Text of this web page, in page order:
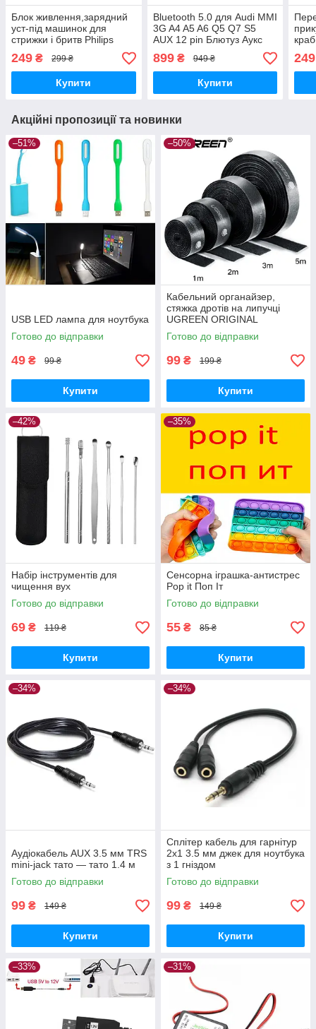
Блок живлення,зарядний
уст-під машинок для
стрижки і бритв Philips
249 ₴ 299 ₴
Купити
Bluetooth 5.0 для Audi MMI
3G A4 A5 A6 Q5 Q7 S5
AUX 12 pin Блютуз Аукс
899₴ 949 ₴
Купити
авто
249
Акційні пропозиції та новинки
–51%
USB LED лампа для ноутбука
Готово до відправки
49 ₴ 99 ₴
Купити
–50%
Кабельний органайзер,
стяжка дротів на липучці
UGREEN ORIGINAL
Готово до відправки
99 ₴ 199 ₴
Купити
–42%
Набір інструментів для
чищення вух
Готово до відправки
69 ₴ 119 ₴
Купити
–35%
Сенсорна іграшка-антистрес
Pop it Поп Іт
Готово до відправки
55 ₴ 85 ₴
Купити
–34%
Аудіокабель AUX 3.5 мм TRS
mini-jack тато — тато 1.4 м
Готово до відправки
99 ₴ 149 ₴
Купити
–34%
Сплітер кабель для гарнітур
2x1 3.5 мм джек для ноутбука
з 1 гніздом
Готово до відправки
99 ₴ 149 ₴
Купити
–33% –31%